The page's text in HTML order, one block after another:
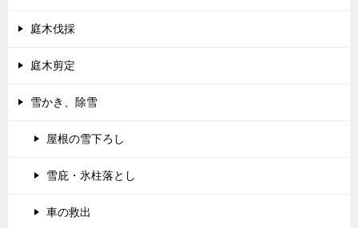
庭木伐採
庭木剪定
雪かき、除雪
屋根の雪下ろし
雪庇・氷柱落とし
車の救出